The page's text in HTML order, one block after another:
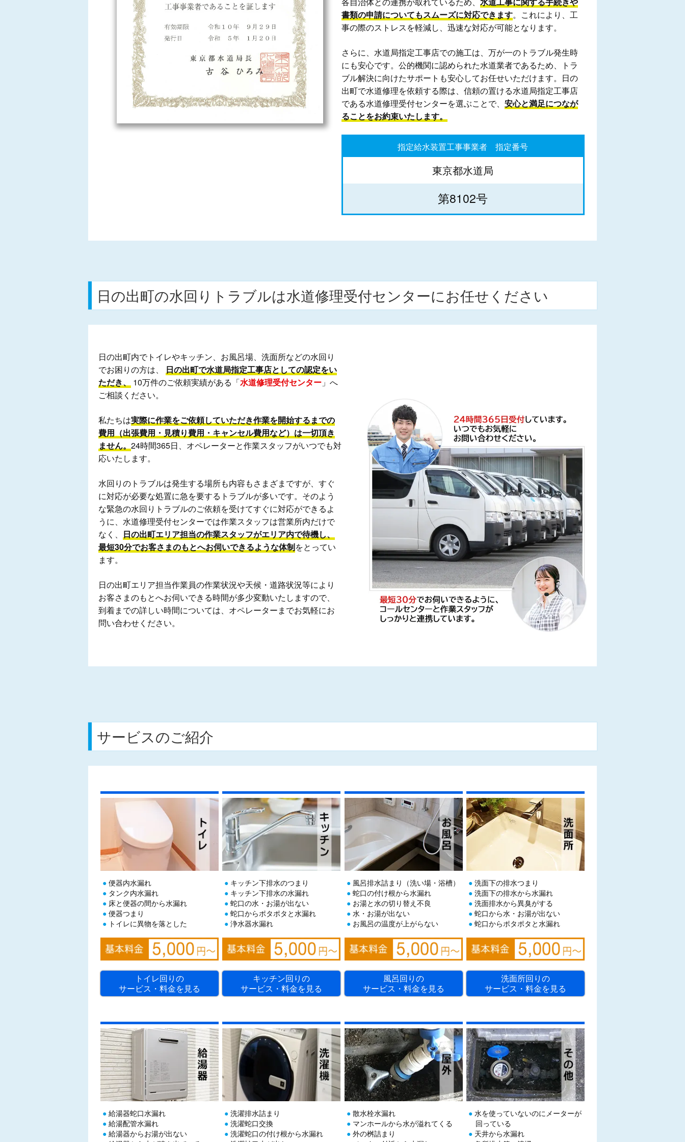
書類の申請についてもスムーズに対応できます。これにより、工
事の際のストレスを軽減し、迅速な対応が可能となります。
さらに、水道局指定工事店での施工は、万が一のトラブル発生時
にも安心です。公的機関に認められた水道業者であるため、トラ
ブル解決に向けたサポートも安心してお任せいただけます。日の
出町で水道修理を依頼する際は、信頼の置ける水道局指定工事店
である水道修理受付センターを選ぶことで、 安心と満足につなが
ることをお約束いたします。
指定給水装置工事事業者 指定番号
東京都水道局
第8102号
日の出町の水回りトラブルは水道修理受付センターにお任せください
日の出町内でトイレやキッチン、お風呂場、洗面所などの水回り
でお困りの方は、 日の出町で水道局指定工事店としての認定をい
ただき、
10万件のご依頼実績がある「水道修理受付センター 」へ
ご相談ください。
私たちは実際に作業をご依頼していただき作業を開始するまでの
費用（出張費用・見積り費用・キャンセル費用など）は一切頂き
ません。24時間365日、オペレーターと作業スタッフがいつでも対
応いたします。
水回りのトラブルは発生する場所も内容もさまざまですが、すぐ
に対応が必要な処置に急を要するトラブルが多いです。そのよう
な緊急の水回りトラブルのご依頼を受けてすぐに対応ができるよ
うに、水道修理受付センターでは作業スタッフは営業所内だけで
なく、 日の出町エリア担当の作業スタッフがエリア内で待機し、
最短30分でお客さまのもとへお伺いできるような体制をとってい
ます。
日の出町エリア担当作業員の作業状況や天候・道路状況等により
お客さまのもとへお伺いできる時間が多少変動いたしますので、
到着までの詳しい時間については、オペレーターまでお気軽にお
問い合わせください。
サービスのご紹介
便器内水漏れ
タンク内水漏れ
床と便器の間から水漏れ
便器つまり
トイレに異物を落とした
トイレ回りの
サービス・料金を見る
キッチン下排水のつまり
キッチン下排水の水漏れ
蛇口の水・お湯が出ない
蛇口からポタポタと水漏れ
浄水器水漏れ
キッチン回りの
サービス・料金を見る
風呂排水詰まり（洗い場・浴槽）
蛇口の付け根から水漏れ
お湯と水の切り替え不良
水・お湯が出ない
お風呂の温度が上がらない
風呂回りの
サービス・料金を見る
洗面下の排水つまり
洗面下の排水から水漏れ
洗面排水から異臭がする
蛇口から水・お湯が出ない
蛇口からポタポタと水漏れ
洗面所回りの
サービス・料金を見る
給湯器蛇口水漏れ
給湯配管水漏れ
給湯器からお湯が出ない
洗濯排水詰まり
洗濯蛇口交換
洗濯蛇口の付け根から水漏れ
散水栓水漏れ
マンホールから水が溢れてくる
外の桝詰まり
水を使っていないのにメーターが
回っている
天井から水漏れ